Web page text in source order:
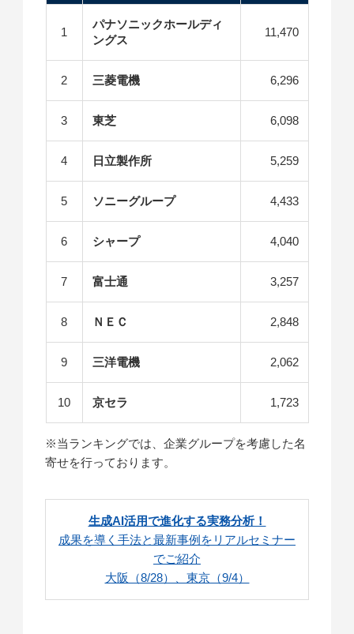
1
パナソニックホールディ
ングス
11,470
2 三菱電機 6,296
3 東芝 6,098
4 日立製作所 5,259
5 ソニーグループ 4,433
6 シャープ 4,040
7 富士通 3,257
8 ＮＥＣ 2,848
9 三洋電機 2,062
10 京セラ 1,723
※当ランキングでは、企業グループを考慮した名
寄せを行っております。
生成AI活用で進化する実務分析！
成果を導く手法と最新事例をリアルセミナー
でご紹介
大阪（8/28）、東京（9/4）